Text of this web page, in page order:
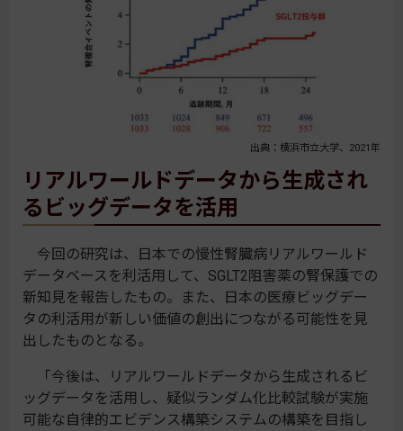
出典：横浜市立大学、2021年
リアルワールドデータから生成され
るビッグデータを活用
今回の研究は、日本での慢性腎臓病リアルワールド
データベースを利活用して、SGLT2阻害薬の腎保護での
新知見を報告したもの。また、日本の医療ビッグデー
タの利活用が新しい価値の創出につながる可能性を見
出したものとなる。
「今後は、リアルワールドデータから生成されるビ
ッグデータを活用し、疑似ランダム化比較試験が実施
可能な自律的エビデンス構築システムの構築を目指し